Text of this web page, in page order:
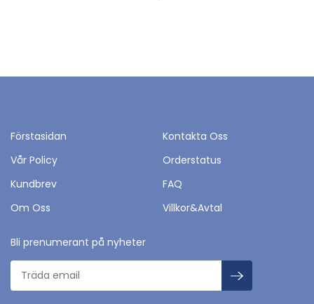
Förstasidan
Kontakta Oss
Vår Policy
Orderstatus
Kundbrev
FAQ
Om Oss
Villkor&Avtal
Bli prenumerant på nyheter